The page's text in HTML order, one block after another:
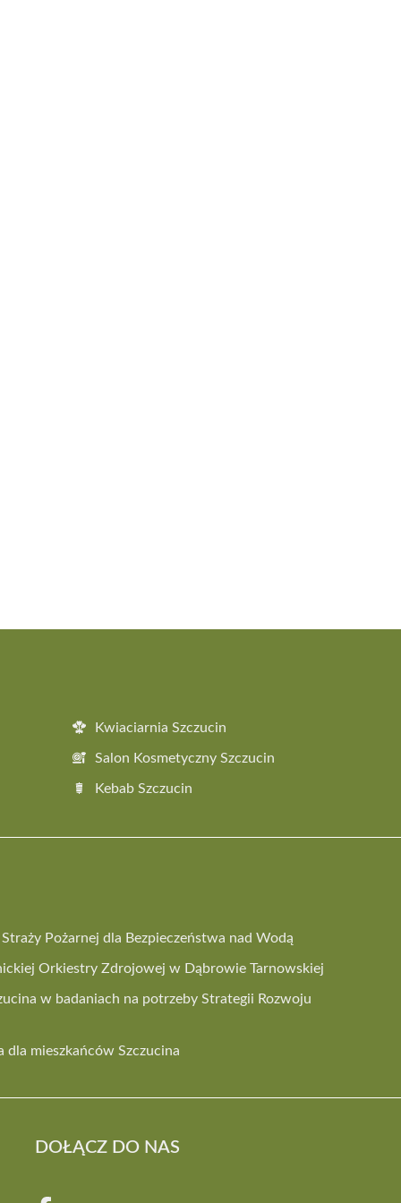
Kwiaciarnia Szczucin
Salon Kosmetyczny Szczucin
Kebab Szczucin
Pożarnej dla Bezpieczeństwa nad Wodą
Orkiestry Zdrojowej w Dąbrowie Tarnowskiej
w badaniach na potrzeby Strategii Rozwoju
dla mieszkańców Szczucina
DOŁĄCZ DO NAS